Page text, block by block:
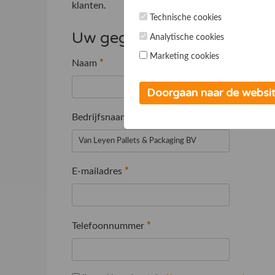
klanten.
Uw gegevens
Naam *
Bedrijfsnaam
E-mailadres *
Telefoonnummer *
Technische cookies
Analytische cookies
Marketing cookies
Doorgaan naar de